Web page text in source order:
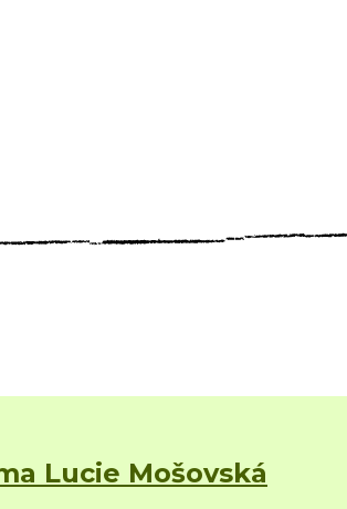
Lucie Mošovská